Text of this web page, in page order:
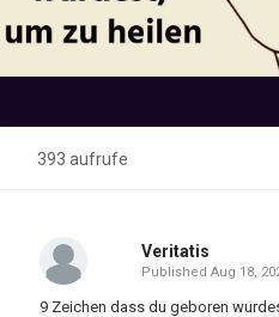
393 aufrufe
Veritatis
Published Aug 18,
9 Zeichen dass du geboren